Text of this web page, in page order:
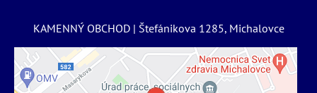
KAMENNÝ OBCHOD | Štefánikova 1285, Michalovce